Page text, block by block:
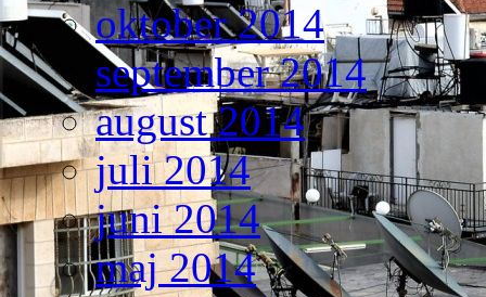
oktober 2014
september 2014
august 2014
juli 2014
juni 2014
maj 2014